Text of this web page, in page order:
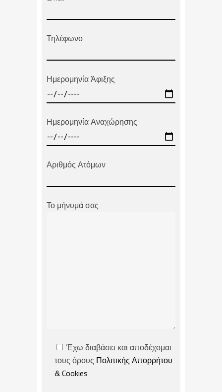
Τηλέφωνο
Ημερομηνία Άφιξης
Ημερομηνία Αναχώρησης
Αριθμός Ατόμων
Το μήνυμά σας
Έχω διαβάσει και αποδέχομαι
τους όρους Πολιτικής Απορρήτου
& Cookies